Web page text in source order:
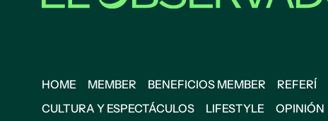
HOME MEMBER BENEFICIOS MEMBER REFERÍ
CULTURA Y ESPECTÁCULOS
LIFESTYLE OPINIÓN